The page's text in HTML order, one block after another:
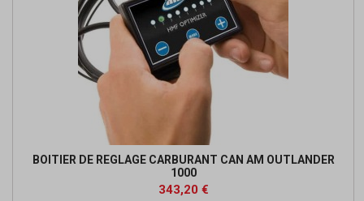
BOITIER DE REGLAGE CARBURANT CAN AM OUTLANDER
1000
Prix
343,20 €Prix